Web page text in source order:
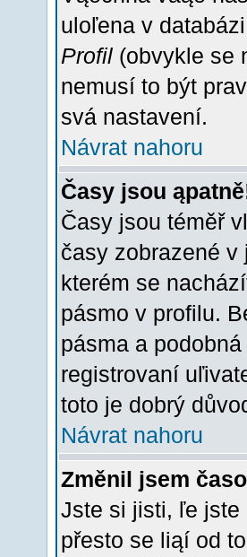
uloľena v
Profil (obvykle se
nemusí to být
svá nastavení.
Návrat nahoru
Časy jsou
Časy jsou téměř
časy zobrazené
kterém se
pásmo v profilu.
pásma a
registrovaní
toto je dobrý
Návrat nahoru
Změnil jsem
Jste si jisti, ľe jste
přesto se liąí od